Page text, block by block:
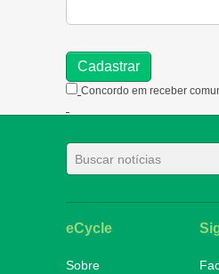
Concordo em receber
eCycle
Sobre